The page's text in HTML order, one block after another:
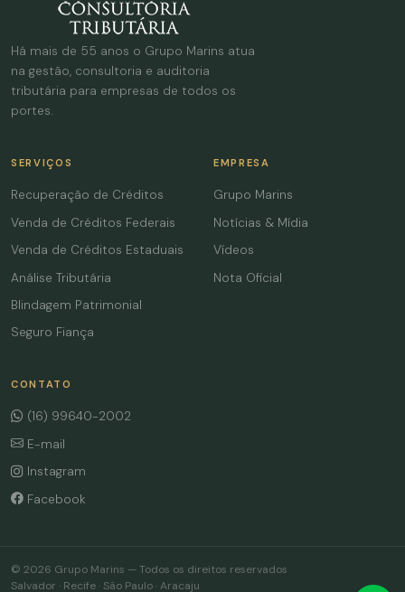
Há mais de 55 anos o Grupo Marins atua
na gestão, consultoria e auditoria
tributária para empresas de todos os
portes.
SERVIÇOS
Recuperação de Créditos
Venda de Créditos Federais
Venda de Créditos Estaduais
Análise Tributária
Blindagem Patrimonial
Seguro Fiança
EMPRESA
Grupo Marins
Notícias & Mídia
Vídeos
Nota Oficial
CONTATO
(16) 99640-2002
E-mail
Instagram
Facebook
© 2026 Grupo Marins — Todos os direitos reservados
Salvador · Recife · São Paulo · Aracaju